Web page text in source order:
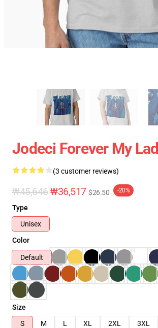
Jodeci Forever My
(3 customer reviews)
₩45,646₩36,517 $26.50 -20%
Type
Unisex
Color
Default
Size
S
M L XL 2XL 3XL